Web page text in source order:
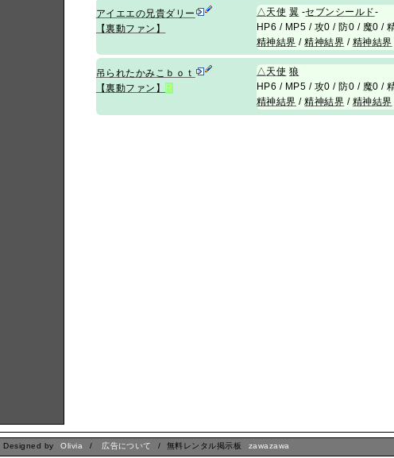
アイエエの兄貴ダリー
【裏動ファン】
△ 天使 翼 -セブンシールド-
HP6 / MP5 / 攻0 / 防0 / 魔0 /
精神結界 /精神結界 / 精神結界
吊られたかみこｂｏｔ
【裏動ファン】
R
△天使 狼
HP6 / MP5 / 攻0 / 防0 / 魔0 /
精神結界 /精神結界 / 精神結界
by Olivia / 広告について / 無料レンタル掲示板 zawazawa